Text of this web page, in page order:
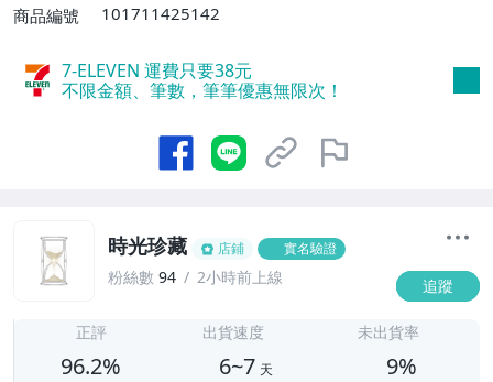
商品編號
101711425142
7-ELEVEN 運費只要38元
不限金額、筆數，筆筆優惠無限次！
時光珍藏 店鋪 實名驗證
粉絲數 94 2小時前上線 追蹤
正評
96.2%
出貨速度
6~7 天
未出貨率
9%